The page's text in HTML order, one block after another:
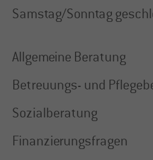
Samstag/Sonntag
Allgemeine Beratung
Betreuungs- und
Sozialberatung
Finanzierungsfragen